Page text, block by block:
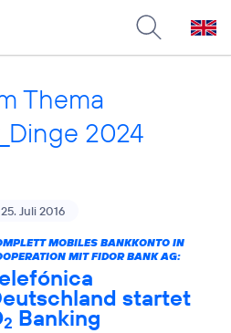
Thema
2024
25. Juli 2016
MOBILES BANKKONTO IN
MIT FIDOR BANK AG:
startet
2 Banking